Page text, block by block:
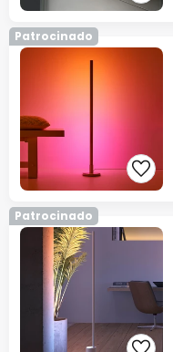
Patrocinado
Patrocinado